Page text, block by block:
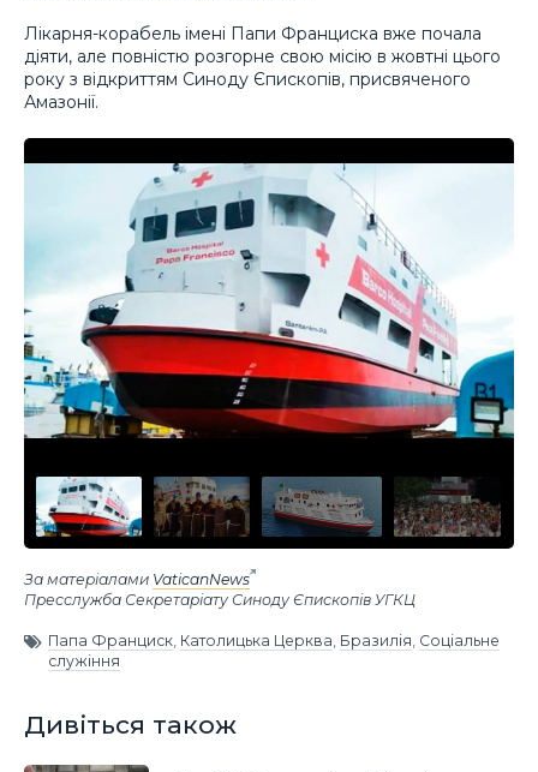
Лікарня-корабель імені Папи Франциска вже почала
діяти, але повністю розгорне свою місію в жовтні цього
року з відкриттям Синоду Єпископів, присвяченого
Амазонії.
За матеріалами VaticanNews
Пресслужба Секретаріату Синоду Єпископів УГКЦ
Папа Франциск, Католицька Церква, Бразилія, Соціальне
служіння
Дивіться також